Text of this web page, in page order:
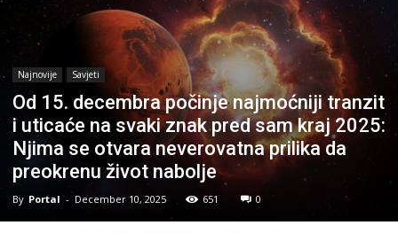
Najnovije Savjeti
Od 15. decembra počinje najmoćniji tranzit
i uticaće na svaki znak pred sam kraj 2025:
Njima se otvara neverovatna prilika da
preokrenu život nabolje
By Portal - December 10, 2025 651 0